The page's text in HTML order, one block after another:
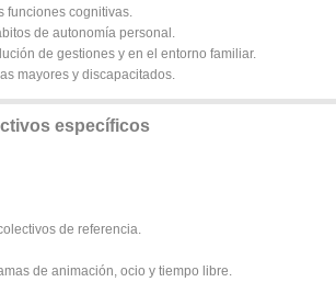
funciones cognitivas.
de autonomía personal.
de gestiones y en el entorno familiar.
mayores y discapacitados.
específicos
de referencia.
de animación, ocio y tiempo libre.